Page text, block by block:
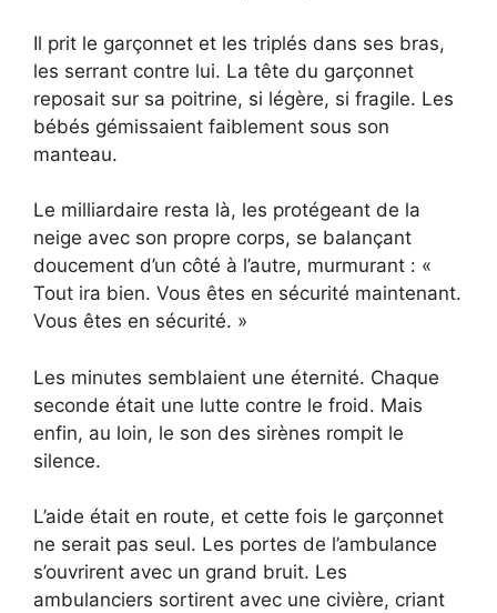
Il prit le garçonnet et les triplés dans ses bras,
les serrant contre lui. La tête du garçonnet
reposait sur sa poitrine, si légère, si fragile. Les
bébés gémissaient faiblement sous son
manteau.
Le milliardaire resta là, les protégeant de la
neige avec son propre corps, se balançant
doucement d’un côté à l’autre, murmurant : «
Tout ira bien. Vous êtes en sécurité maintenant.
Vous êtes en sécurité. »
Les minutes semblaient une éternité. Chaque
seconde était une lutte contre le froid. Mais
enfin, au loin, le son des sirènes rompit le
silence.
L’aide était en route, et cette fois le garçonnet
ne serait pas seul. Les portes de l’ambulance
s’ouvrirent avec un grand bruit. Les
ambulanciers sortirent avec une civière, criant